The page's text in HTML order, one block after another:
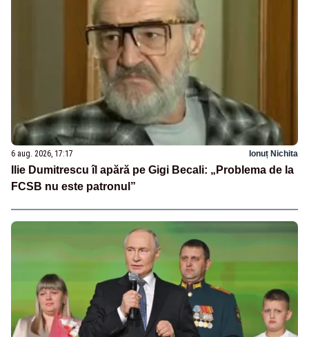
6 aug. 2026, 17:17 Ionuț Nichita
Ilie Dumitrescu îl apără pe Gigi Becali: „Problema de la
FCSB nu este patronul”